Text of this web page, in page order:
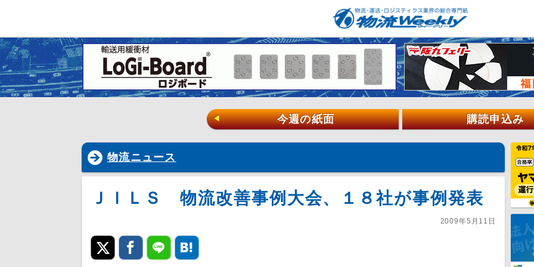
◀ 今週の紙面 購読申込み
物流ニュース
ＪＩＬＳ 物流改善事例大会、１８社が事例発表
2009年5月11日